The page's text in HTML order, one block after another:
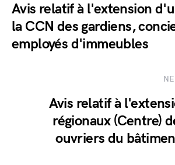
Avis relatif à l'extension
la CCN des gardiens,
employés d'immeubles
Avis relatif à
régionaux (Centre)
ouvriers du